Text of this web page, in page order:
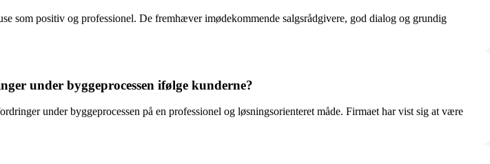
som positiv og professionel. De fremhæver imødekommende salgsrådgivere, god dialog og grundig
under byggeprocessen ifølge kunderne?
under byggeprocessen på en professionel og løsningsorienteret måde. Firmaet har vist sig at være